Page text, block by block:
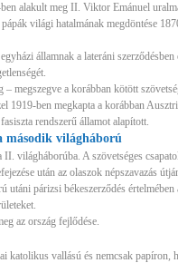
alakult meg II. Viktor Emánuel
világi hatalmának megdöntése
államnak a lateráni
megszegve a korábban kötött
1919-ben megkapta a korábban
rendszerű államot alapított.
második világháború
II. világháborúba. A szövetséges
után az olaszok népszavazás
utáni párizsi békeszerződés
az ország fejlődése.
katolikus vallású és nemcsak